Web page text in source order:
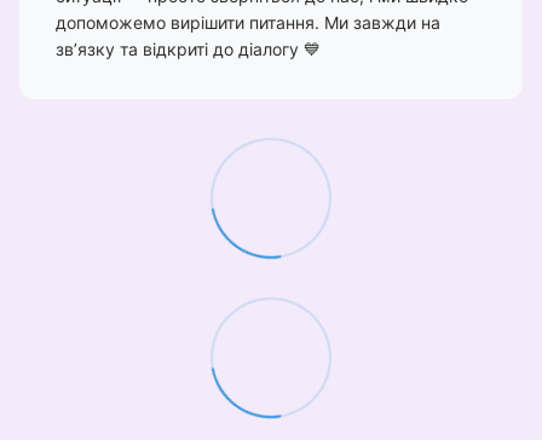
допоможемо вирішити питання. Ми завжди на
зв’язку та відкриті до діалогу 💙